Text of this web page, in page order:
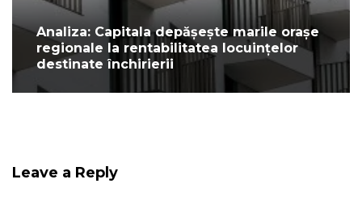
Analiza: Capitala depășește marile orașe
regionale la rentabilitatea locuințelor
destinate închirierii
Leave a Reply